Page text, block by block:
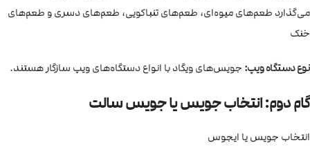
می‌گذارد طعم‌های میوه‌ای، طعم‌های تنباکویی، طعم‌های دسری و طعم‌های
خنک
نوع دستگاه ویپ: جویس‌های ویگاد با انواع دستگاه‌های ویپ سازگار هستند.
گام دوم: انتخاب جویس یا جویس سالت
انتخاب جویس یا ایجوس